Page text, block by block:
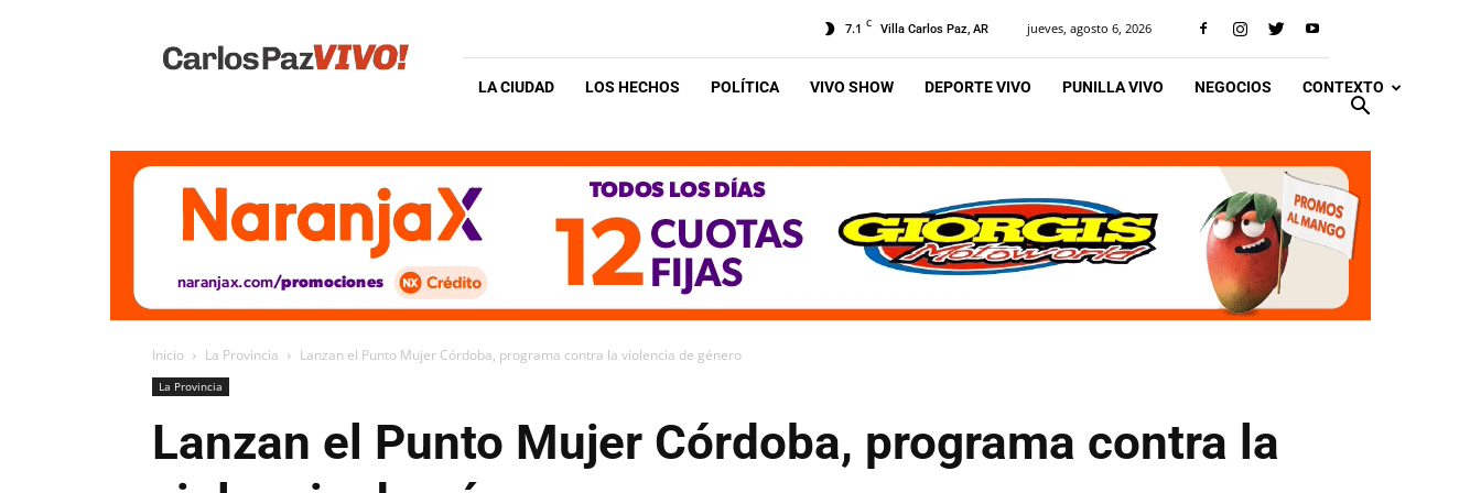
Vivo
7.1 C Villa Carlos Paz, AR jueves, agosto 6, 2026
LA CIUDAD LOS HECHOS POLÍTICA VIVO SHOW DEPORTE VIVO PUNILLA VIVO NEGOCIOS CONTEXTO
Inicio La Provincia Lanzan el Punto Mujer Córdoba, programa contra la violencia de género
La Provincia
Lanzan el Punto Mujer Córdoba, programa contra la